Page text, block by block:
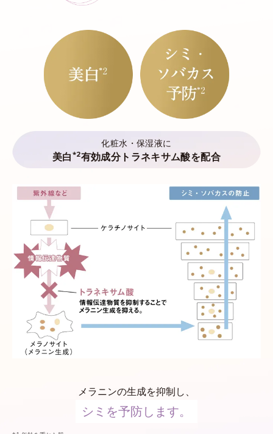
化粧水・保湿液に
美白 *2有効成分トラネキサム酸を配合
メラニンの生成を抑制し、
シミを予防します。